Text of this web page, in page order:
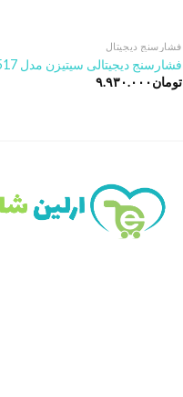
فشارسنج دیجیتال
فشارسنج دیجیتالی سیتیزن مدل CH-517
تومان۹.۹۳۰.۰۰۰